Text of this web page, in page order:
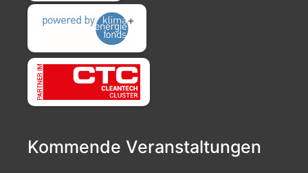
Kommende Veranstaltungen